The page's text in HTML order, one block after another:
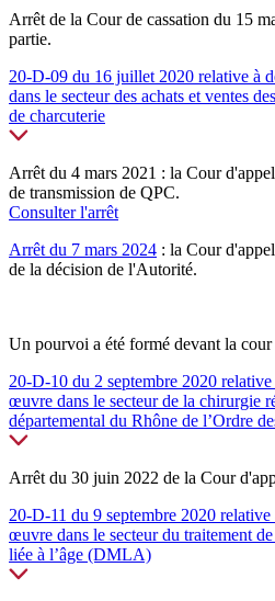
Arrêt de la Cour de cassation du 15
partie.
20-D-09 du 16 juillet 2020 relative à
dans le secteur des achats et ventes
de charcuterie
Arrêt du 4 mars 2021 : la Cour
de transmission de QPC.
Consulter l'arrêt
Arrêt du 7 mars 2024 : la Cour
de la décision de l'Autorité.
Un pourvoi a été formé devant la cour
20-D-10 du 2 septembre 2020 relative
œuvre dans le secteur de la chirurgie
départemental du Rhône de l’Ordre
Arrêt du 30 juin 2022 de la Cour
20-D-11 du 9 septembre 2020 relative
œuvre dans le secteur du traitement
liée à l’âge (DMLA)